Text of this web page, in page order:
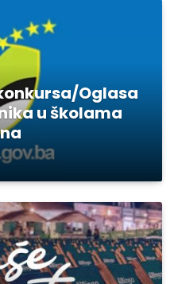
Oglasa
u školama